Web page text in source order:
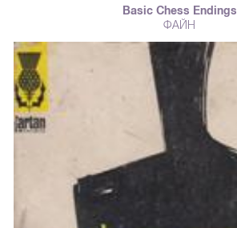
Basic Chess Endings
ФАЙН